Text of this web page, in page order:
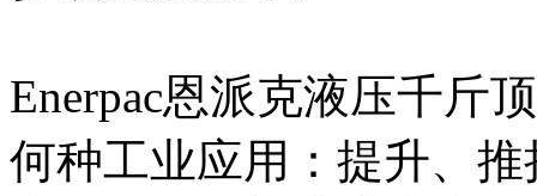
Enerpac恩派克液压千斤
何种工业应用：提升、